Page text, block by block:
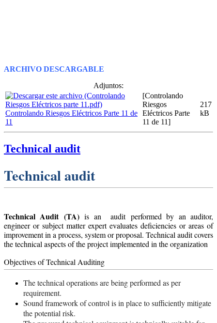
ARCHIVO DESCARGABLE
Adjuntos:
Controlando Riesgos Eléctricos Parte 11 de
11
[Controlando
Riesgos
Eléctricos Parte
11 de 11]
217
kB
Technical audit
Technical audit
Technical Audit (TA)is an audit performed by an auditor,
engineer or subject matter expert evaluates deficiencies or areas of
improvement in a process, system or proposal. Technical audit covers
the technical aspects of the project implemented in the organization
Objectives of Technical Auditing
The technical operations are being performed as per
requirement.
Sound framework of control is in place to sufficiently mitigate
the potential risk.